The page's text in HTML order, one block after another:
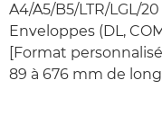
A4/A5/B5/LTR/LGL/
Enveloppes (DL,
[Format
89 à 676 mm de long